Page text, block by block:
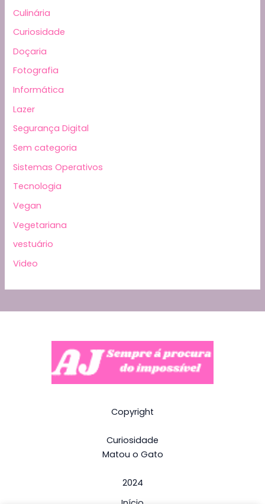
Culinária
Curiosidade
Doçaria
Fotografia
Informática
Lazer
Segurança Digital
Sem categoria
Sistemas Operativos
Tecnologia
Vegan
Vegetariana
vestuário
Video
Copyright
Curiosidade
Matou o Gato
2024